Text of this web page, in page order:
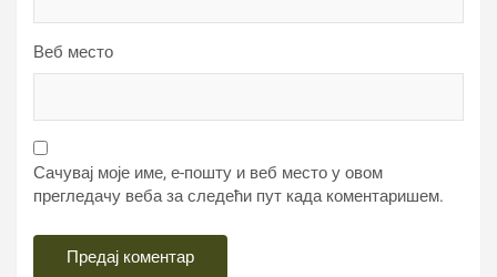
Веб место
Сачувај моје име, е-пошту и веб место у овом
прегледачу веба за следећи пут када коментаришем.